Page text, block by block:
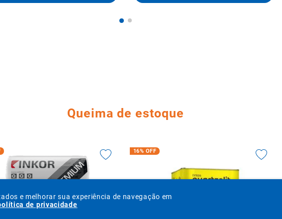
e melhorar sua experiência de navegação em
de privacidade
Queima de estoque
16% OFF